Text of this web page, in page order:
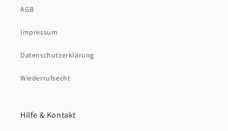
AGB
Impressum
Datenschutzerklärung
Wiederrufsecht
Hilfe & Kontakt